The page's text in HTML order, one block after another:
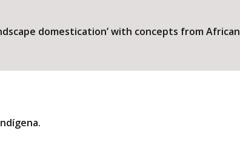
domestication’ with concepts from African